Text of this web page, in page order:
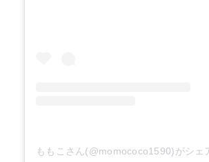
ももこさん(@momococo1590)がシェ